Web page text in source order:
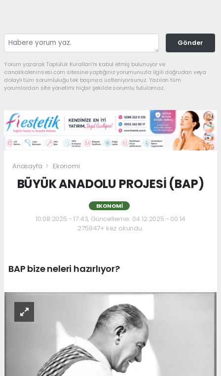
Gönder
Yorum yazarak Topluluk Kuralları’nı kabul etmiş bulunuyor ve
canakkaleninsesi.com sitesine yaptığınız yorumunuzla ilgili doğrudan veya
dolaylı tüm sorumluluğu tek başınıza üstleniyorsunuz. Yazılan tüm
yorumlardan site yönetimi hiçbir şekilde sorumlu tutulamaz.
Anasayfa Ekonomi
BÜYÜK ANADOLU PROJESİ (BAP)
EKONOMI
10.08.2025 - 17:43, Güncelleme: 04.12.2025 - 00:14
275947+ kez okundu.
BAP bize neleri hazırlıyor?